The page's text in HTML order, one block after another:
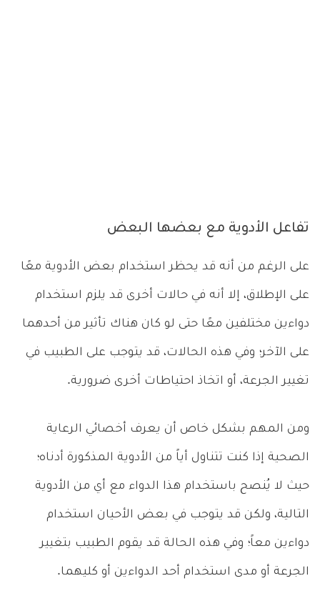
تفاعل الأدوية مع بعضها البعض
على الرغم من أنه قد يحظر استخدام بعض الأدوية معًا
على الإطلاق، إلا أنه في حالات أخرى قد يلزم استخدام
دواءين مختلفين معًا حتى لو كان هناك تأثير من أحدهما
على الآخر؛ وفي هذه الحالات، قد يتوجب على الطبيب في
تغيير الجرعة، أو اتخاذ احتياطات أخرى ضرورية.
ومن المهم بشكل خاص أن يعرف أخصائي الرعاية
الصحية إذا كنت تتناول أياً من الأدوية المذكورة أدناه؛
حيث لا يُنصح باستخدام هذا الدواء مع أي من الأدوية
التالية، ولكن قد يتوجب في بعض الأحيان استخدام
دواءين معاً؛ وفي هذه الحالة قد يقوم الطبيب بتغيير
الجرعة أو مدى استخدام أحد الدواءين أو كليهما.